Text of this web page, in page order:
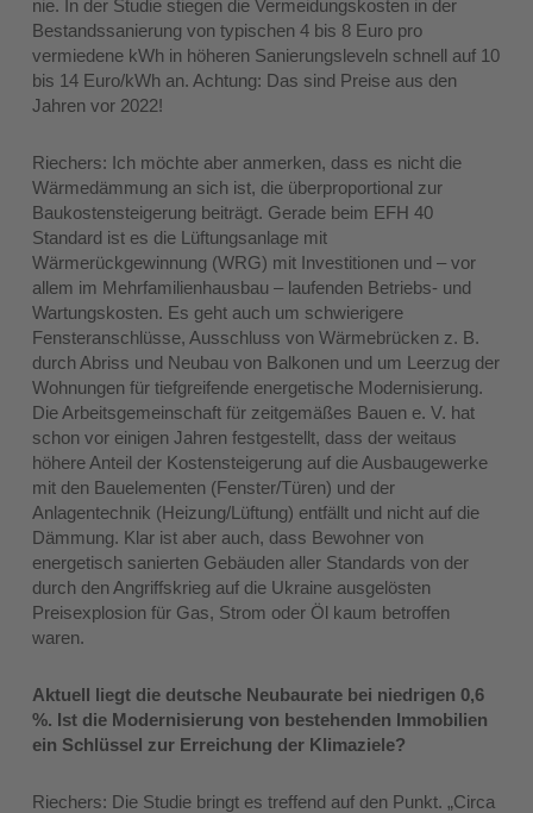
nie. In der Studie stiegen die Vermeidungskosten in der
Bestandssanierung von typischen 4 bis 8 Euro pro
vermiedene kWh in höheren Sanierungsleveln schnell auf 10
bis 14 Euro/kWh an. Achtung: Das sind Preise aus den
Jahren vor 2022!
Riechers: Ich möchte aber anmerken, dass es nicht die
Wärmedämmung an sich ist, die überproportional zur
Baukostensteigerung beiträgt. Gerade beim EFH 40
Standard ist es die Lüftungsanlage mit
Wärmerückgewinnung (WRG) mit Investitionen und – vor
allem im Mehrfamilienhausbau – laufenden Betriebs- und
Wartungskosten. Es geht auch um schwierigere
Fensteranschlüsse, Ausschluss von Wärmebrücken z. B.
durch Abriss und Neubau von Balkonen und um Leerzug der
Wohnungen für tiefgreifende energetische Modernisierung.
Die Arbeitsgemeinschaft für zeitgemäßes Bauen e. V. hat
schon vor einigen Jahren festgestellt, dass der weitaus
höhere Anteil der Kostensteigerung auf die Ausbaugewerke
mit den Bauelementen (Fenster/Türen) und der
Anlagentechnik (Heizung/Lüftung) entfällt und nicht auf die
Dämmung. Klar ist aber auch, dass Bewohner von
energetisch sanierten Gebäuden aller Standards von der
durch den Angriffskrieg auf die Ukraine ausgelösten
Preisexplosion für Gas, Strom oder Öl kaum betroffen
waren.
Aktuell liegt die deutsche Neubaurate bei niedrigen 0,6
%. Ist die Modernisierung von bestehenden Immobilien
ein Schlüssel zur Erreichung der Klimaziele?
Riechers: Die Studie bringt es treffend auf den Punkt. „Circa